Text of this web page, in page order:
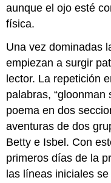
aunque el ojo esté
física.
Una vez dominadas
empiezan a surgir
lector. La repetición
palabras, “gloonman
poema en dos
aventuras de dos
Betty e Isbel. Con
primeros días de la
las líneas iniciales